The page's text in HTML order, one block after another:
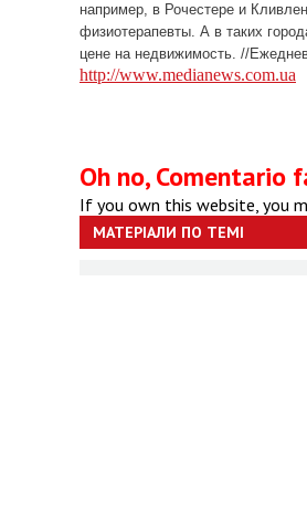
например, в Рочестере и
физиотерапевты. А в таких
цене на недвижимость. //
http://www.medianews.com.ua
Oh no,
If you own this website, you
МАТЕРІАЛИ ПО ТЕМІ